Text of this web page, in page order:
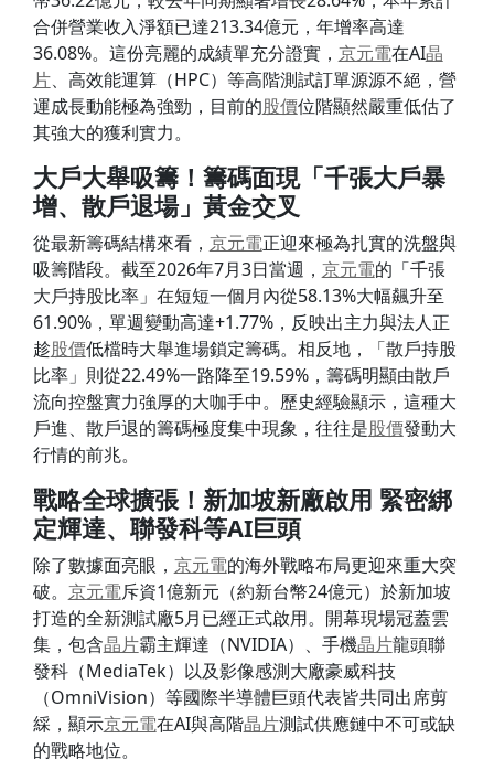
合併營業收入淨額已達213.34億元，年增率高達
36.08%。這份亮麗的成績單充分證實， 京元電在AI晶
片、高效能運算（HPC）等高階測試訂單源源不絕，營
運成長動能極為強勁，目前的股價位階顯然嚴重低估了
其強大的獲利實力。
大戶大舉吸籌！籌碼面現「千張大戶暴
增、散戶退場」黃金交叉
從最新籌碼結構來看， 京元電正迎來極為扎實的洗盤與
吸籌階段。截至2026年7月3日當週， 京元電的「千張
大戶持股比率」在短短一個月內從58.13%大幅飆升至
61.90%，單週變動高達+1.77%，反映出主力與法人正
趁股價低檔時大舉進場鎖定籌碼。相反地，「散戶持股
比率」則從22.49%一路降至19.59%，籌碼明顯由散戶
流向控盤實力強厚的大咖手中。歷史經驗顯示，這種大
戶進、散戶退的籌碼極度集中現象，往往是股價發動大
行情的前兆。
戰略全球擴張！新加坡新廠啟用 緊密綁
定輝達、聯發科等AI巨頭
除了數據面亮眼， 京元電的海外戰略布局更迎來重大突
破。 京元電斥資1億新元（約新台幣24億元）於新加坡
打造的全新測試廠5月已經正式啟用。開幕現場冠蓋雲
集，包含晶片霸主輝達（NVIDIA）、手機晶片龍頭聯
發科（MediaTek）以及影像感測大廠豪威科技
（OmniVision）等國際半導體巨頭代表皆共同出席剪
綵，顯示京元電在AI與高階晶片測試供應鏈中不可或缺
的戰略地位。